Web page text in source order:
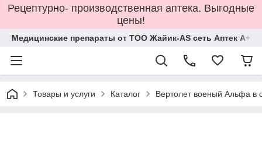
Рецептурно- производственная аптека. Выгодные
цены!
Медицинские препараты от ТОО Жайик-AS сеть Аптек А+
Товары и услуги Каталог Вертолет военый Альфа в